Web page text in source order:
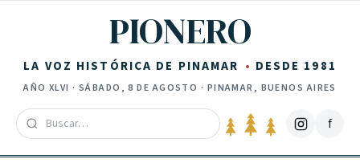
PIONERO
LA VOZ HISTÓRICA DE PINAMAR DESDE 1981
AÑO XLVI · SÁBADO, 8 DE AGOSTO · PINAMAR, BUENOS AIRES
f